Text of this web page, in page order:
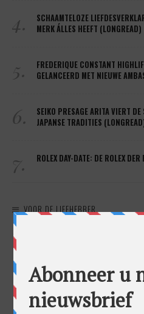
4.
SCHAAMTELOZE
MERK ÁLLES HEEFT (LONGREAD)
5.
FREDERIQUE CONSTANT
GELANCEERD MET NIEUWE
6.
SEIKO PRESAGE ARITA VIERT
JAPANSE TRADITIES
7. ROLEX DAY-DATE: DE ROLEX
VOOR DE LIEFHEBBER